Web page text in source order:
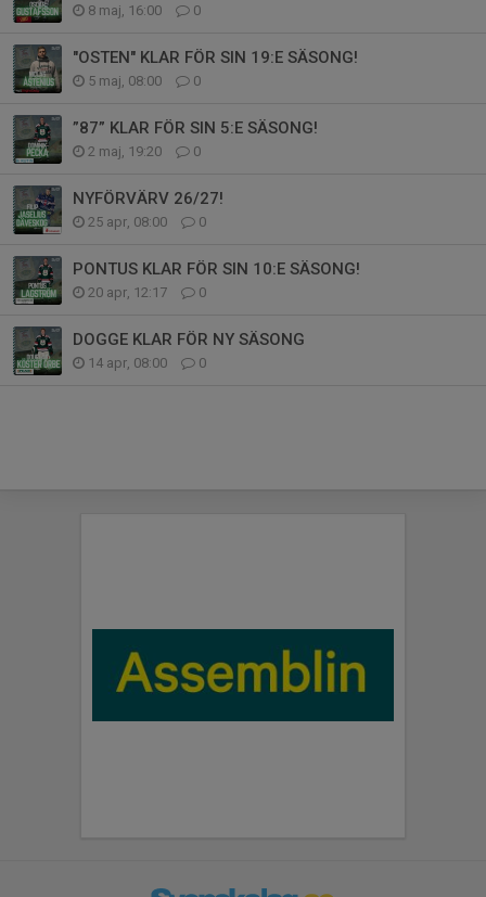
8 maj, 16:00 0
"OSTEN" KLAR FÖR SIN 19:E SÄSONG!
5 maj, 08:00 0
”87” KLAR FÖR SIN 5:E SÄSONG!
2 maj, 19:20 0
NYFÖRVÄRV 26/27!
25 apr, 08:00 0
PONTUS KLAR FÖR SIN 10:E SÄSONG!
20 apr, 12:17 0
DOGGE KLAR FÖR NY SÄSONG
14 apr, 08:00 0